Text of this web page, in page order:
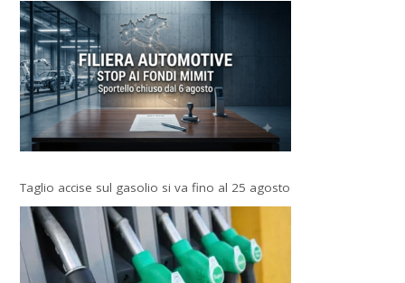
Taglio accise sul gasolio si va fino al 25 agosto